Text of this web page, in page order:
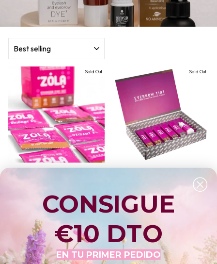
SORT
Sold Out
OXIDANTE “ZOLA” (5 SOBRES
ZOLA
€27,00
Sold Out
€69,00
Sold Out Sale
CONSIGUE
€10 DTO
EN TU PRIMER PEDIDO